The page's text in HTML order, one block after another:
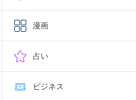
漫画
占い
ビジネス